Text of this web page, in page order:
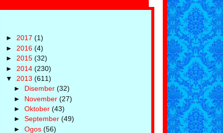
► 2017 (1)
► 2016 (4)
► 2015 (32)
► 2014 (230)
▼ 2013 (611)
►
Disember(32)
► November(27)
►Oktober(43)
►September(49)
►Ogos(56)